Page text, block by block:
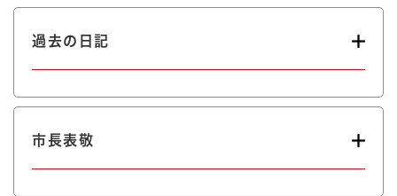
過去の日記
市長表敬